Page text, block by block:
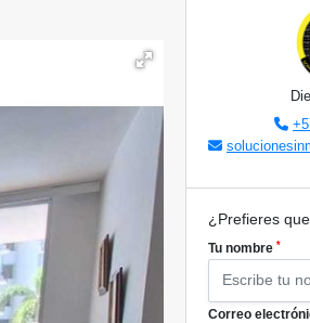
¿Prefieres
Tu nombre *
Correo